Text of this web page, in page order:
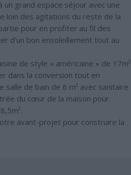
un grand espace séjour avec une
loin des agitations du reste de la
pour en profiter au fil des
d’un bon ensoleillement tout au
de style « américaine » de 17m²
dans la conversion tout en
de bain de 6 m² avec sanitaire
du cœur de la maison pour
avant-projet pour construire la